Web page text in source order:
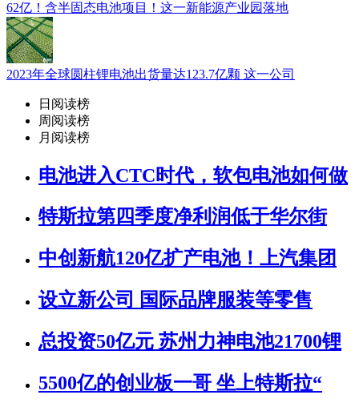
62亿！含半固态电池项目！这一新能源产业园落地
2023年全球圆柱锂电池出货量达123.7亿颗 这一公司
日阅读榜
周阅读榜
月阅读榜
电池进入CTC时代，软包电池如何做
特斯拉第四季度净利润低于华尔街
中创新航120亿扩产电池！上汽集团
设立新公司 国际品牌服装等零售
总投资50亿元 苏州力神电池21700锂
5500亿的创业板一哥 坐上特斯拉“